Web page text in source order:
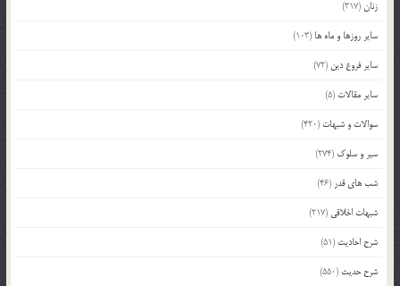
زنان(317)
سایر روزها و ماه ها (103)
سایر فروع دین (72)
سایر مقالات (5)
سوالات و شبهات (420)
سیر و سلوک (274)
شب های قدر (46)
شبهات اخلاقی (217)
شرح احادیث (51)
شرح حدیث (550)